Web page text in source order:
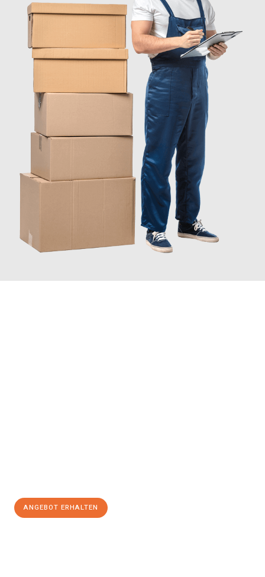
ANGEBOT ERHALTEN